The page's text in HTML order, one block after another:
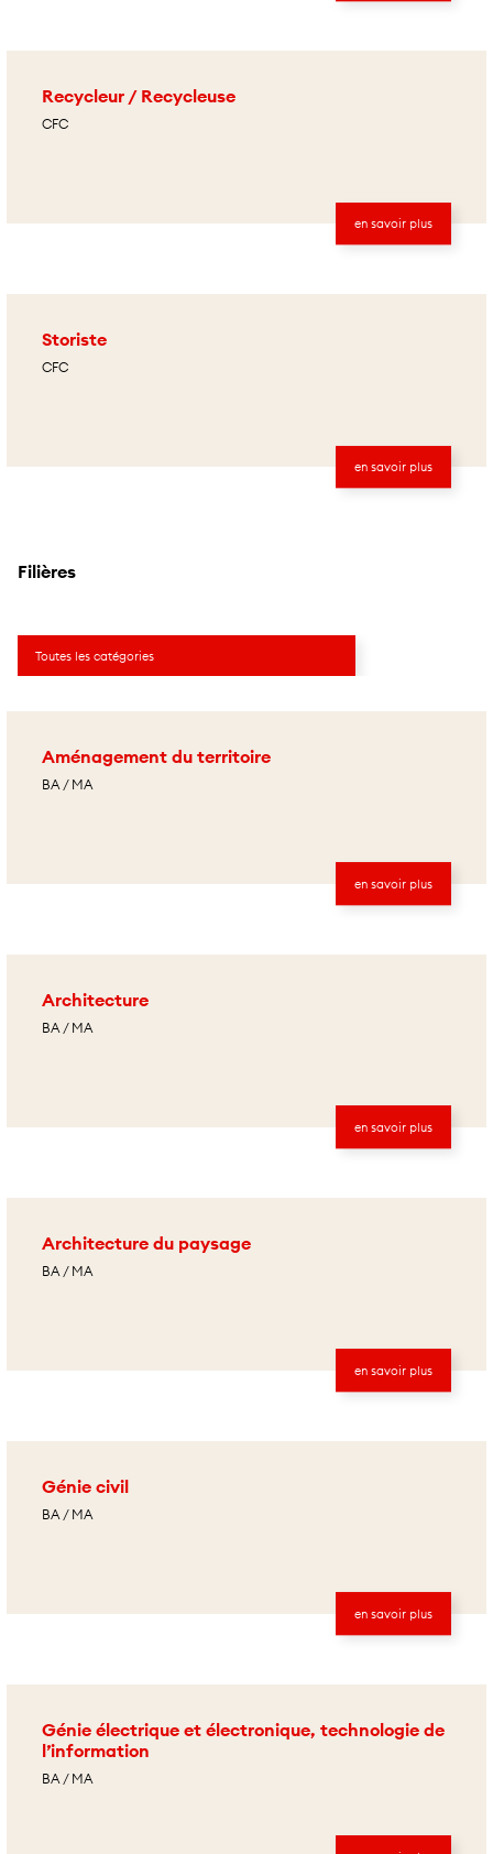
Recycleur / Recycleuse
CFC
en savoir plus
Storiste
CFC
en savoir plus
Filières
Aménagement du territoire
BA / MA
en savoir plus
Architecture
BA / MA
en savoir plus
Architecture du paysage
BA / MA
en savoir plus
Génie civil
BA / MA
en savoir plus
Génie électrique et électronique, technologie de
l’information
BA / MA